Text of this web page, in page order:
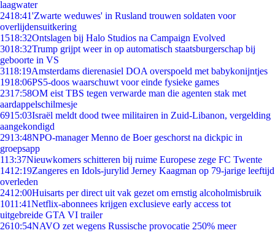
laagwater
2418:41'Zwarte weduwes' in Rusland trouwen soldaten voor
overlijdensuitkering
1518:32Ontslagen bij Halo Studios na Campaign Evolved
3018:32Trump grijpt weer in op automatisch staatsburgerschap bij
geboorte in VS
3118:19Amsterdams dierenasiel DOA overspoeld met babykonijntjes
1918:06PS5-doos waarschuwt voor einde fysieke games
2317:58OM eist TBS tegen verwarde man die agenten stak met
aardappelschilmesje
6915:03Israël meldt dood twee militairen in Zuid-Libanon, vergelding
aangekondigd
2913:48NPO-manager Menno de Boer geschorst na dickpic in
groepsapp
113:37Nieuwkomers schitteren bij ruime Europese zege FC Twente
1412:19Zangeres en Idols-jurylid Jerney Kaagman op 79-jarige leeftijd
overleden
2412:00Huisarts per direct uit vak gezet om ernstig alcoholmisbruik
1011:41Netflix-abonnees krijgen exclusieve early access tot
uitgebreide GTA VI trailer
2610:54NAVO zet wegens Russische provocatie 250% meer